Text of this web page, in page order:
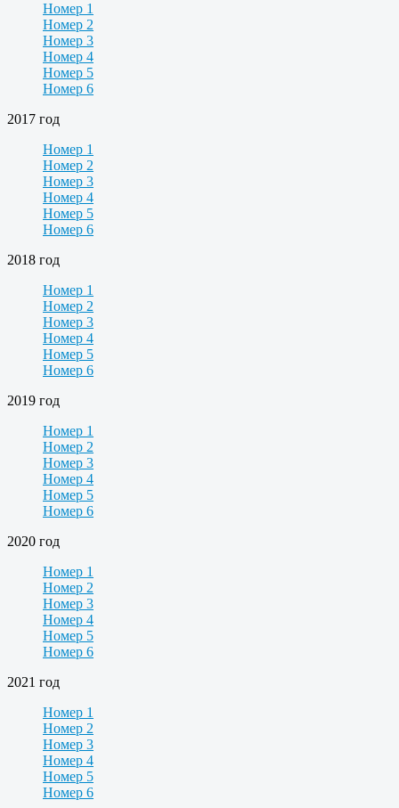
Номер 1
Номер 2
Номер 3
Номер 4
Номер 5
Номер 6
2017 год
Номер 1
Номер 2
Номер 3
Номер 4
Номер 5
Номер 6
2018 год
Номер 1
Номер 2
Номер 3
Номер 4
Номер 5
Номер 6
2019 год
Номер 1
Номер 2
Номер 3
Номер 4
Номер 5
Номер 6
2020 год
Номер 1
Номер 2
Номер 3
Номер 4
Номер 5
Номер 6
2021 год
Номер 1
Номер 2
Номер 3
Номер 4
Номер 5
Номер 6